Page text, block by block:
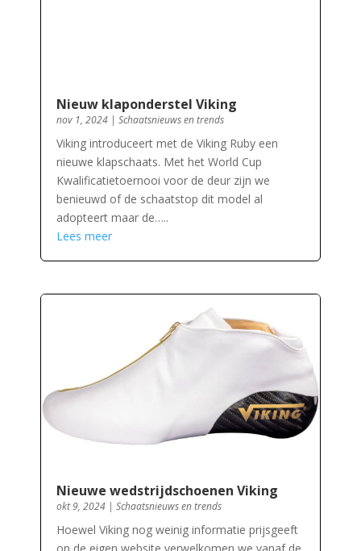
Nieuw klaponderstel Viking
nov 1, 2024| Schaatsnieuws en trends
Viking introduceert met de Viking Ruby een
nieuwe klapschaats. Met het World Cup
Kwalificatietoernooi voor de deur zijn we
benieuwd of de schaatstop dit model al
adopteert maar de…..
Lees meer
Nieuwe wedstrijdschoenen Viking
okt 9, 2024| Schaatsnieuws en trends
Hoewel Viking nog weinig informatie prijsgeeft